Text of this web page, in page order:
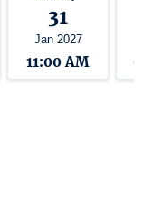
31
Jan 2027
11:00 AM